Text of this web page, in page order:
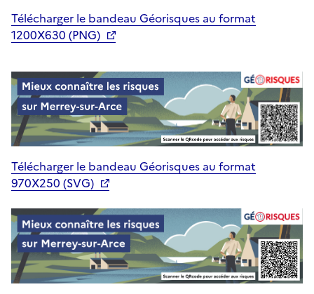
Télécharger le bandeau Géorisques au format
1200X630 (PNG)
Télécharger le bandeau Géorisques au format
970X250 (SVG)